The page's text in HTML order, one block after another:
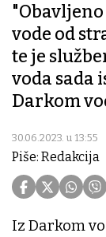
vode od
te je
voda sada
Darkom
30.06.2023. u 13:55
Piše: Redakcija
Iz Darkom